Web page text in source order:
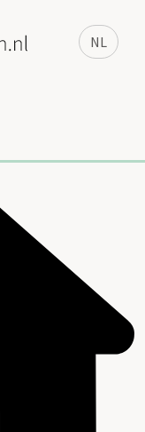
NL